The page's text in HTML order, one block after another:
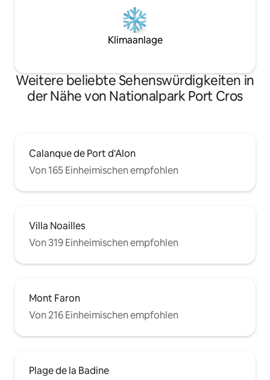
Klimaanlage
Weitere beliebte Sehenswürdigkeiten in
der Nähe von Nationalpark Port Cros
Calanque de Port d'Alon
Von 165 Einheimischen empfohlen
Villa Noailles
Von 319 Einheimischen empfohlen
Mont Faron
Von 216 Einheimischen empfohlen
Plage de la Badine